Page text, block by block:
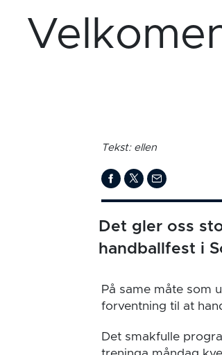
Tekst: ellen
Det gler oss
handballfest i
På same måte som
forventning til at
Det smakfulle